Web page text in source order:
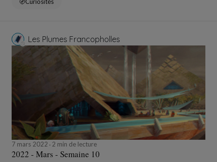
Curiosités
Les Plumes Francopholles
7 mars 2022 2 min de lecture
2022 - Mars - Semaine 10